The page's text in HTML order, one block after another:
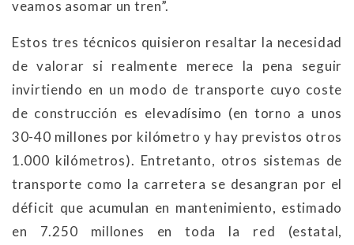
veamos asomar un tren”.
Estos tres técnicos quisieron resaltar la necesidad
de valorar si realmente merece la pena seguir
invirtiendo en un modo de transporte cuyo coste
de construcción es elevadísimo (en torno a unos
30-40 millones por kilómetro y hay previstos otros
1.000 kilómetros). Entretanto, otros sistemas de
transporte como la carretera se desangran por el
déficit que acumulan en mantenimiento, estimado
en 7.250 millones en toda la red (estatal,